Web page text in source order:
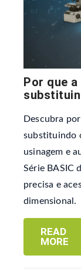
Por que
Descubra
substituindo
usinagem e
Série BASIC
precisa e
dimensional.
READ
MORE